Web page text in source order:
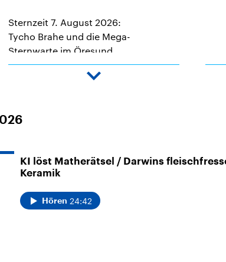
Sternzeit 7. August 2026:
Tycho Brahe und die Mega-
Sternwarte im Öresund
Am Mikrofon: Britta Fecke
Down
KI löst Matherätsel / Darwins
Keramik
Hören 24:42